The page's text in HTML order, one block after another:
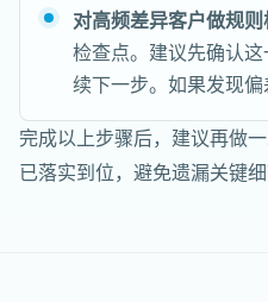
对高频差异客户做规
检查点。建议先确认
续下一步。如果发现偏
完成以上步骤后，建议再做
已落实到位，避免遗漏关键细